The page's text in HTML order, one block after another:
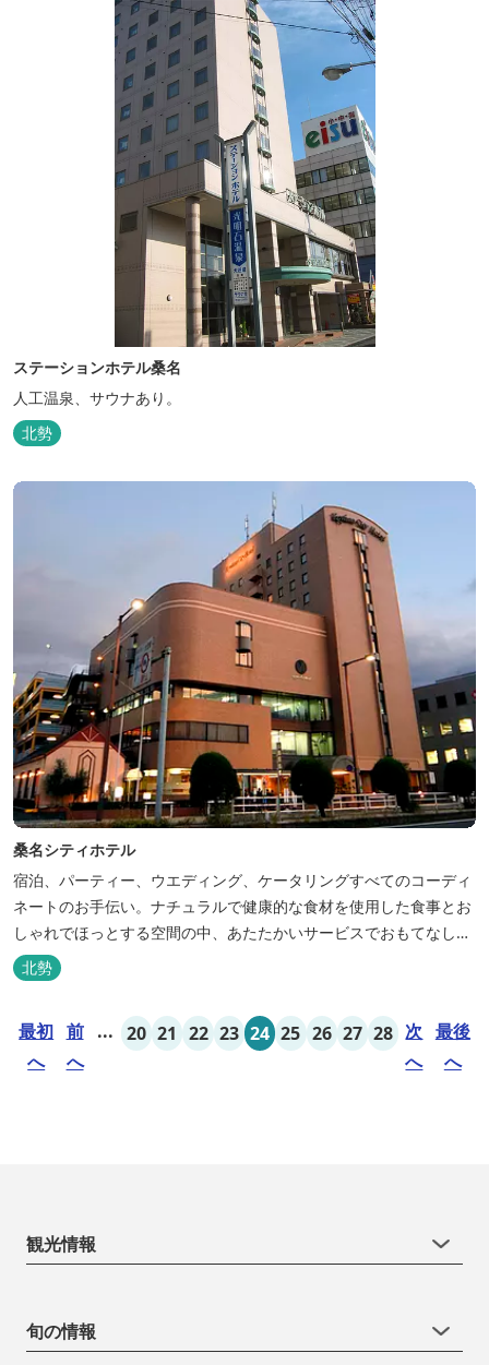
ステーションホテル桑名
人工温泉、サウナあり。
北勢
桑名シティホテル
宿泊、パーティー、ウエディング、ケータリングすべてのコーディ
ネートのお手伝い。ナチュラルで健康的な食材を使用した食事とお
しゃれでほっとする空間の中、あたたかいサービスでおもてなしい
たします。
北勢
最初
へ
前
へ
... 20 21 22 23 24 25 26 27 28 次
へ
最後
へ
観光情報
旬の情報